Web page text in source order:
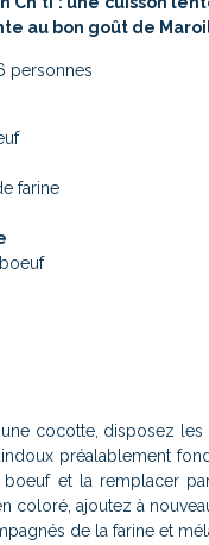
au bon goût de
personnes
farine
une cocotte, disposez
préalablement
et la remplacer
coloré, ajoutez à
de la farine et